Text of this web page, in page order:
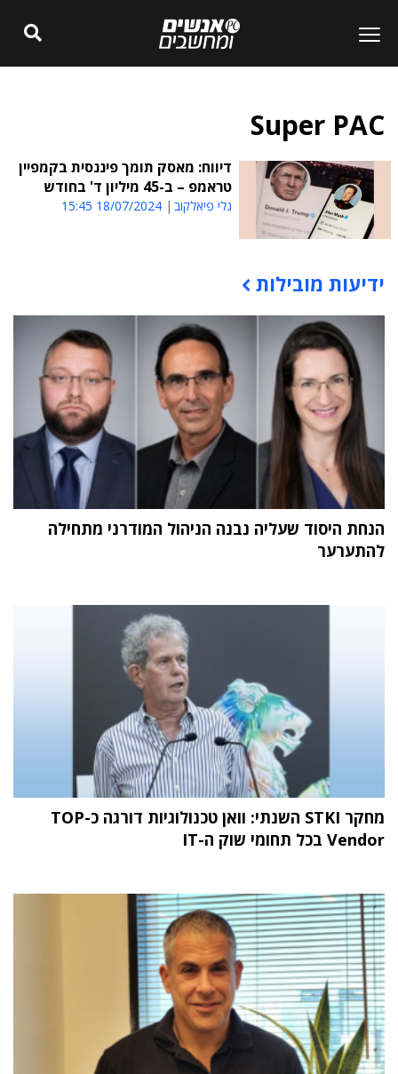
Super PAC
דיווח: מאסק תומך פיננסית בקמפיין
טראמפ – ב-45 מיליון ד' בחודש
גלי פיאלקוב 18/07/2024 15:45
תוכן פרסומי
ידיעות מובילות
הנחת היסוד שעליה נבנה הניהול המודרני מתחילה
להתערער
מחקר STKI השנתי: וואן טכנולוגיות דורגה כ-TOP
Vendor בכל תחומי שוק ה-IT